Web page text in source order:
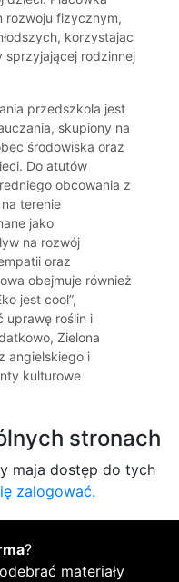
rozwoju fizycznym,
korzystając
sprzyjającej rodzinnej
przedszkola jest
skupiony na
środowiska oraz
Do atutów
obcowania z
terenie
jako
na rozwój
oraz
obejmuje również
jest cool”,
uprawę roślin i
Zielona
angielskiego i
kulturowe
stronach
maja dostęp do tych
zalogować.
?
materiały